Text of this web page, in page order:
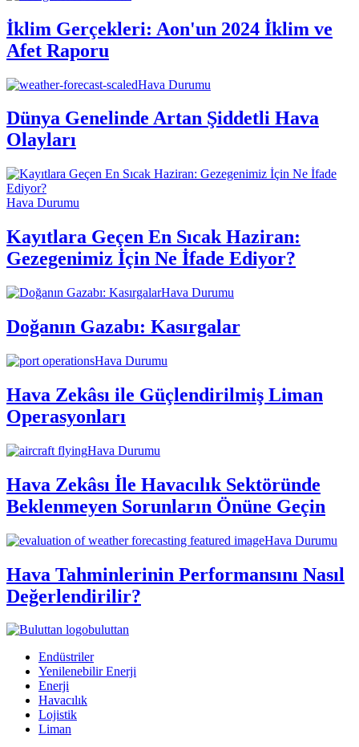
İklim Gerçekleri: Aon'un 2024 İklim ve
Afet Raporu
Hava Durumu
Dünya Genelinde Artan Şiddetli Hava
Olayları
Hava Durumu
Kayıtlara Geçen En Sıcak Haziran:
Gezegenimiz İçin Ne İfade Ediyor?
Hava Durumu
Doğanın Gazabı: Kasırgalar
Hava Durumu
Hava Zekâsı ile Güçlendirilmiş Liman
Operasyonları
Hava Durumu
Hava Zekâsı İle Havacılık Sektöründe
Beklenmeyen Sorunların Önüne Geçin
Hava Durumu
Hava Tahminlerinin Performansını Nasıl
Değerlendirilir?
buluttan
Endüstriler
Yenilenebilir Enerji
Enerji
Havacılık
Lojistik
Liman